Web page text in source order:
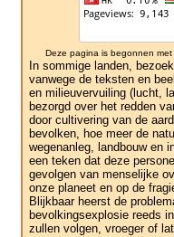
Deze pagina is begonnen
In sommige landen,
vanwege de teksten en
en milieuvervuiling (lucht,
bezorgd over het redden
door cultivering van de
bevolken, hoe meer de
wegenanleg, landbouw en
een teken dat deze
gevolgen van menselijke
onze planeet en op de
Blijkbaar heerst de
bevolkingsexplosie reeds
zullen volgen, vroeger of